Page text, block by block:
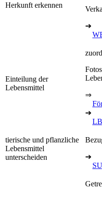
Herkunft erkennen
➔
Einteilung der
Lebensmittel
⇒
➔
tierische und pflanzliche
Lebensmittel
unterscheiden
➔